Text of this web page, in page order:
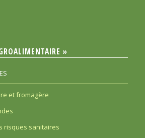
»
et fromagère
risques sanitaires